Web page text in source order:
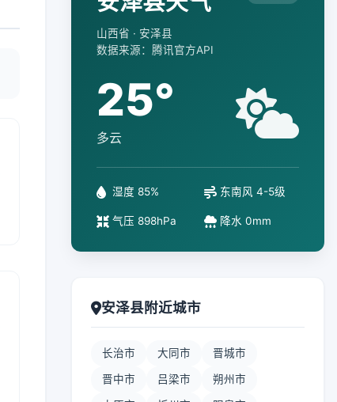
山西省 · 安泽县
数据来源：腾讯官方API
25°
多云
湿度 85% 东南风 4-5级
气压 898hPa 降水 0mm
安泽县附近城市
长治市 大同市 晋城市
晋中市 吕梁市 朔州市